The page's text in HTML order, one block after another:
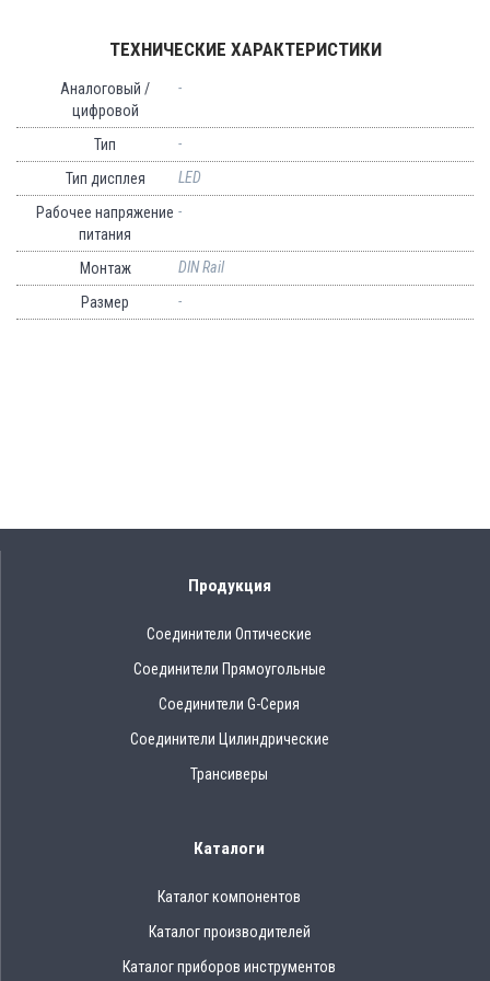
ТЕХНИЧЕСКИЕ ХАРАКТЕРИСТИКИ
Аналоговый /
цифровой
-
Тип
-
Тип дисплея
LED
Рабочее напряжение
питания
-
Монтаж
DIN Rail
Размер
-
Продукция
Соединители Оптические
Соединители Прямоугольные
Соединители G-Серия
Соединители Цилиндрические
Трансиверы
Каталоги
Каталог компонентов
Каталог производителей
Каталог приборов инструментов